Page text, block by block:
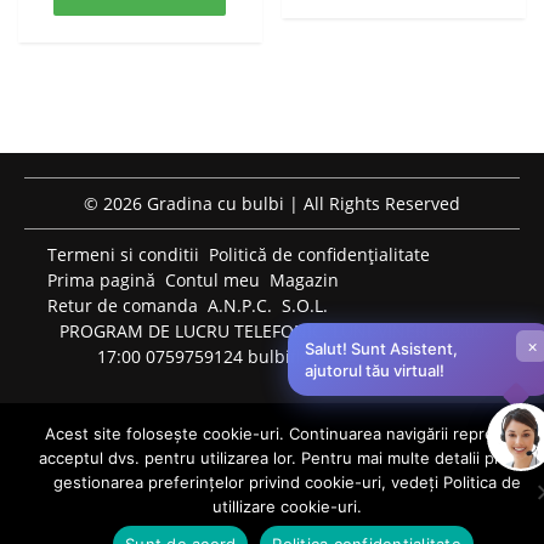
© 2026 Gradina cu bulbi | All Rights Reserved
Termeni si conditii Politică de confidențialitate
Prima pagină Contul meu Magazin
Retur de comanda A.N.P.C. S.O.L.
PROGRAM DE LUCRU TELEFONIC: LUNI-VINERI: 09:00-
17:00 0759759124 bulbiflori.ro@gmail.com
Salut! Sunt Asistent,
ajutorul tău virtual!
×
0
Acest site folosește cookie-uri. Continuarea navigării reprezintă
acceptul dvs. pentru utilizarea lor. Pentru mai multe detalii privind
gestionarea preferințelor privind cookie-uri, vedeți Politica de
utillizare cookie-uri.